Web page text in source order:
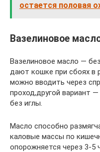
остается половая
Вазелиновое
Вазелиновое масло —
дают кошке при сбоях в
можно вводить через
проход,другой вариант
без иглы.
Масло способно
каловые массы по
опорожняется через 3-5